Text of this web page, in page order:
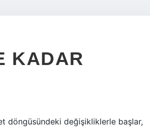
KADAR
döngüsündeki değişikliklerle başlar,